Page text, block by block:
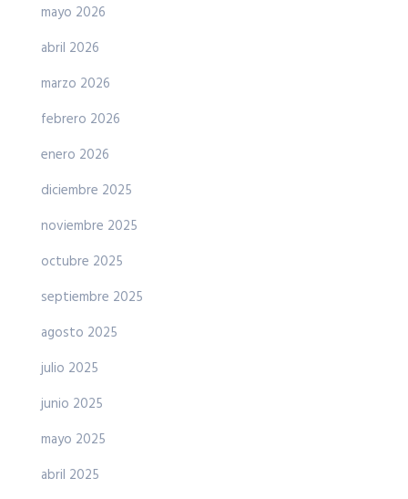
mayo 2026
abril 2026
marzo 2026
febrero 2026
enero 2026
diciembre 2025
noviembre 2025
octubre 2025
septiembre 2025
agosto 2025
julio 2025
junio 2025
mayo 2025
abril 2025